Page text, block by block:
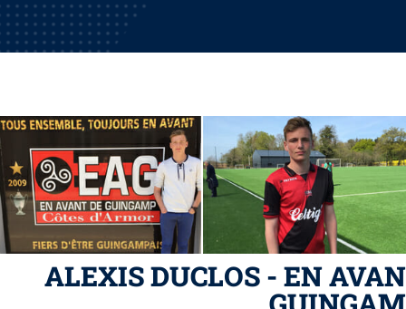
ALEXIS DUCLOS - EN